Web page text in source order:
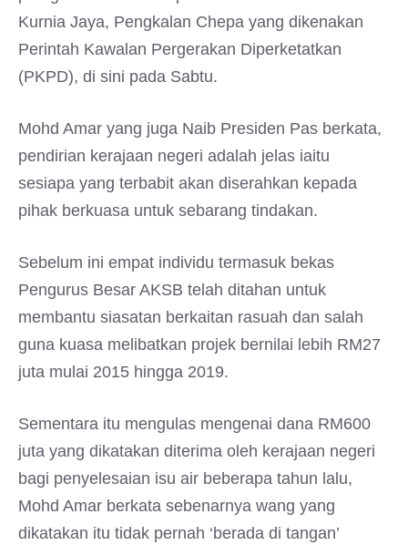
Kurnia Jaya, Pengkalan Chepa yang dikenakan
Perintah Kawalan Pergerakan Diperketatkan
(PKPD), di sini pada Sabtu.
Mohd Amar yang juga Naib Presiden Pas berkata,
pendirian kerajaan negeri adalah jelas iaitu
sesiapa yang terbabit akan diserahkan kepada
pihak berkuasa untuk sebarang tindakan.
Sebelum ini empat individu termasuk bekas
Pengurus Besar AKSB telah ditahan untuk
membantu siasatan berkaitan rasuah dan salah
guna kuasa melibatkan projek bernilai lebih RM27
juta mulai 2015 hingga 2019.
Sementara itu mengulas mengenai dana RM600
juta yang dikatakan diterima oleh kerajaan negeri
bagi penyelesaian isu air beberapa tahun lalu,
Mohd Amar berkata sebenarnya wang yang
dikatakan itu tidak pernah ‘berada di tangan’